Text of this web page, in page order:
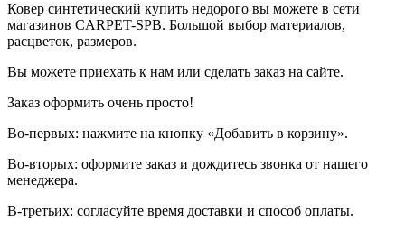
Ковер синтетический купить недорого вы можете в сети
магазинов CARPET-SPB. Большой выбор материалов,
расцветок, размеров.
Вы можете приехать к нам или сделать заказ на сайте.
Заказ оформить очень просто!
Во-первых: нажмите на кнопку «Добавить в корзину».
Во-вторых: оформите заказ и дождитесь звонка от нашего
менеджера.
В-третьих: согласуйте время доставки и способ оплаты.